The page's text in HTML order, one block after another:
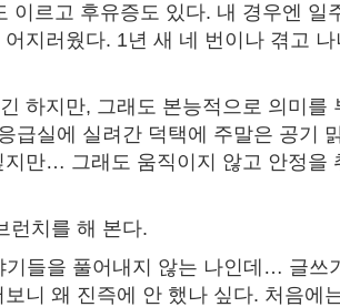
이르고 후유증도 있다. 내 경우엔 일
지러웠다. 1년 새 네 번이나 겪고
하지만, 그래도 본능적으로 의미를
급실에 실려간 덕택에 주말은 공기
만… 그래도 움직이지 않고 안정을
런치를 해 본다.
기들을 풀어내지 않는 나인데… 글쓰
니 왜 진즉에 안 했나 싶다. 처음에